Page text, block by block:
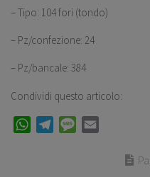
– Tipo: 104 fori (tondo)
– Pz/confezione: 24
– Pz/bancale: 384
Condividi questo articolo:
WhatsAppTelegramMessage